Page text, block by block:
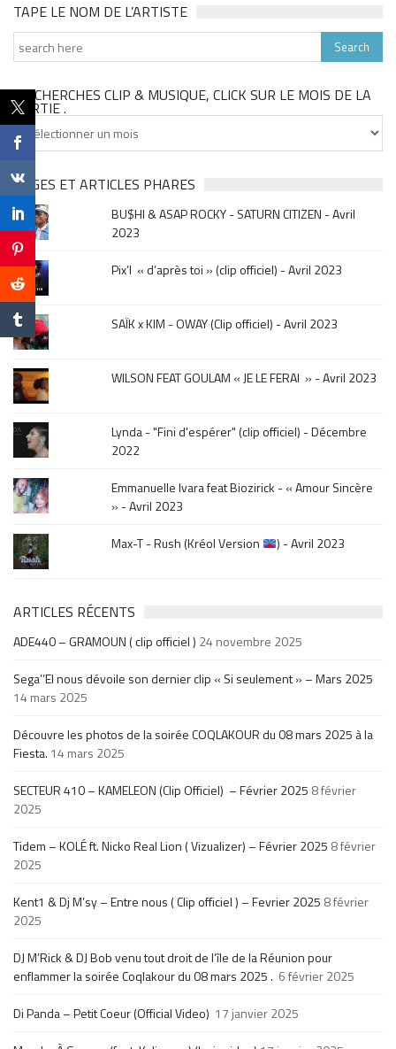
TAPE LE NOM DE L’ARTISTE
TU CHERCHES CLIP & MUSIQUE, CLICK SUR LE MOIS DE LA
SORTIE .
Tu
cherches
&
musique,
click
sur
le
mois
de
la
sortie
PAGES ET ARTICLES PHARES
BU$HI & ASAP ROCKY - SATURN CITIZEN - Avril
2023
Pix’l « d’après toi » (clip officiel) - Avril 2023
SAÏK x KIM - OWAY (Clip officiel) - Avril 2023
WILSON FEAT GOULAM « JE LE FERAI » - Avril 2023
Lynda - "Fini d'espérer" (clip officiel) - Décembre
2022
Emmanuelle Ivara feat Biozirick - « Amour Sincère
» - Avril 2023
Max-T - Rush (Kréol Version
) - Avril 2023
ARTICLES RÉCENTS
ADE440 – GRAMOUN ( clip officiel ) 24 novembre 2025
Sega’’El nous dévoile son dernier clip « Si seulement » – Mars 2025
14 mars 2025
Découvre les photos de la soirée COQLAKOUR du 08 mars 2025 à la
Fiesta. 14 mars 2025
SECTEUR 410 – KAMELEON (Clip Officiel) – Février 2025 8 février
2025
Tidem – KOLÉ ft. Nicko Real Lion ( Vizualizer) – Février 2025 8 février
2025
Kent1 & Dj M’sy – Entre nous ( Clip officiel ) – Fevrier 2025 8 février
2025
DJ M’Rick & DJ Bob venu tout droit de l’île de la Réunion pour
enflammer la soirée Coqlakour du 08 mars 2025 . 6 février 2025
Di Panda – Petit Coeur (Official Video) 17 janvier 2025